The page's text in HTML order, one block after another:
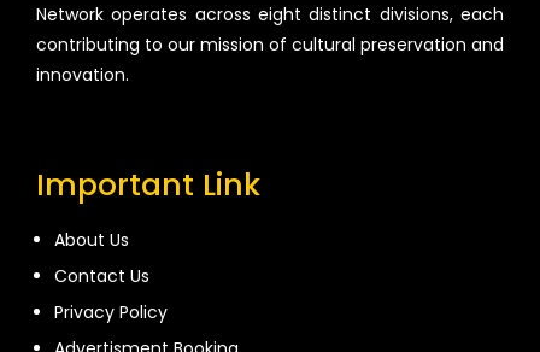
Network operates across eight distinct divisions, each
contributing to our mission of cultural preservation and
innovation.
Important Link
About Us
Contact Us
Privacy Policy